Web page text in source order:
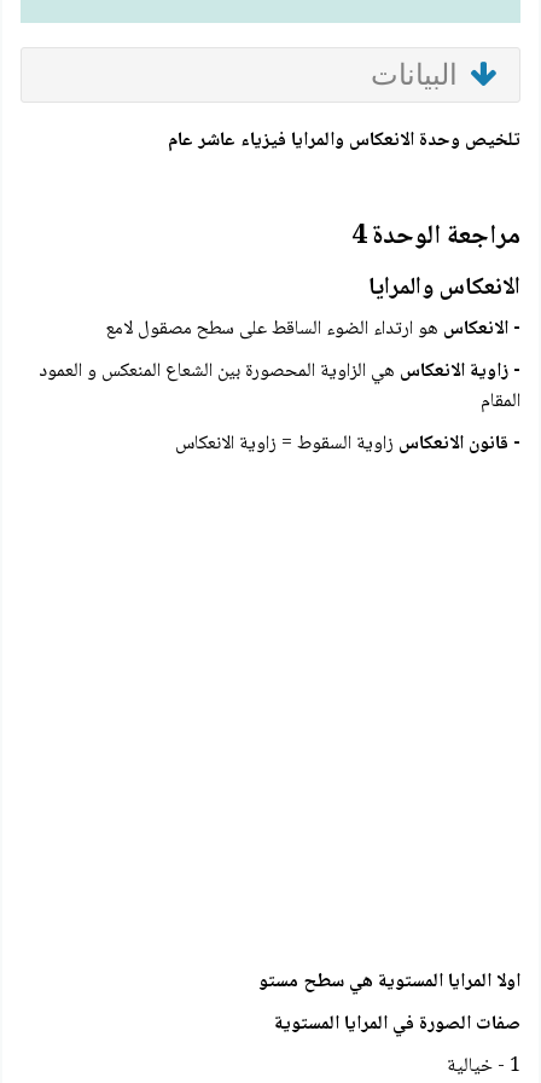
البيانات
تلخيص وحدة الانعكاس والمرايا فيزياء عاشر عام
مراجعة الوحدة 4
الانعكاس والمرايا
- الانعكاس هو ارتداء الضوء الساقط على سطح مصقول لامع
- زاوية الانعكاس هي الزاوية المحصورة بين الشعاع المنعكس و العمود
المقام
- قانون الانعكاس زاوية السقوط = زاوية الانعكاس
اولا المرايا المستوية هي سطح مستو
صفات الصورة في المرايا المستوية
1 - خيالية